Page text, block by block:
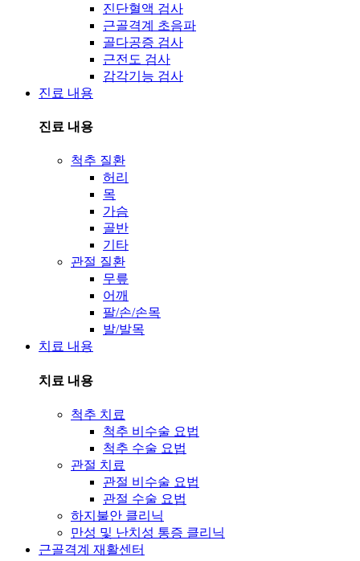
진단혈액 검사
근골격계 초음파
골다공증 검사
근전도 검사
감각기능 검사
진료 내용
진료 내용
척추 질환
허리
목
가슴
골반
기타
관절 질환
무릎
어깨
팔/손/손목
발/발목
치료 내용
치료 내용
척추 치료
척추 비수술 요법
척추 수술 요법
관절 치료
관절 비수술 요법
관절 수술 요법
하지불안 클리닉
만성 및 난치성 통증 클리닉
근골격계 재활센터